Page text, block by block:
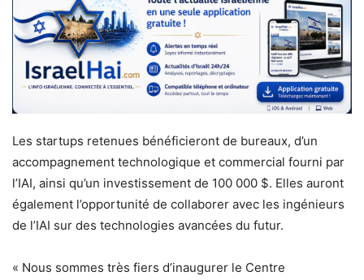
Les startups retenues bénéficieront de bureaux, d’un
accompagnement technologique et commercial fourni par
l’IAI, ainsi qu’un investissement de 100 000 $. Elles auront
également l’opportunité de collaborer avec les ingénieurs
de l’IAI sur des technologies avancées du futur.
« Nous sommes très fiers d’inaugurer le Centre